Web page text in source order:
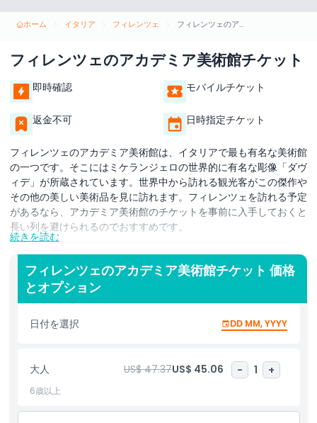
ホーム イタリア フィレンツェ フィレンツェのアカデミア美術館チケット
フィレンツェのアカデミア美術館チケット
即時確認 モバイルチケット
返金不可 日時指定チケット
フィレンツェのアカデミア美術館は、イタリアで最も有名な美術館
の一つです。そこにはミケランジェロの世界的に有名な彫像「ダヴ
ィデ」が所蔵されています。世界中から訪れる観光客がこの傑作や
その他の美しい美術品を見に訪れます。フィレンツェを訪れる予定
があるなら、アカデミア美術館のチケットを事前に入手しておくと
長い列を避けられるのでおすすめです。
アカデミア美術館のチケットがあれば、館内を自由に見て回り、見
事な彫刻や絵画、歴史的な楽器を鑑賞できます。美術館にはルネサ
ンス期の著名な芸術家たちの作品も展示されています。見どころの
一つは、いわゆる「囚人」または「奴隷」として知られるミケラン
ラリーは非常に人気があり、特に観光のピークシーズンにはチケッ
トがすぐに売り切れることがあります。事前にチケットを購入すれ
する時間が持てます。
続きを読む
フィレンツェのアカデミア美術館チケット 価格
とオプション
日付を選択 DD MM, YYYY
大人 US$ 47.37US$ 45.06 - 1 +
6歳以上